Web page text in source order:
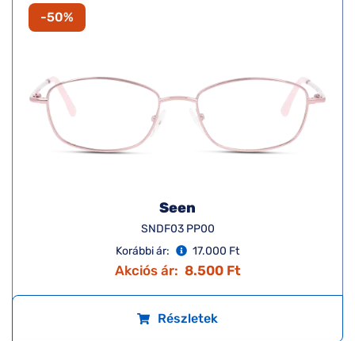
-50%
Seen
SNDF03 PP00
Korábbi ár:
17.000 Ft
Akciós ár: 8.500 Ft
Részletek